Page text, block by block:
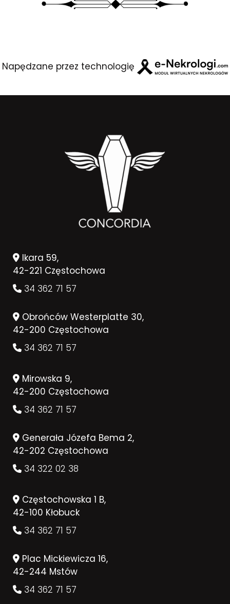
Napędzane przez technologię
Ikara 59,
42-221 Częstochowa
34 362 71 57
Obrońców Westerplatte 30,
42-200 Częstochowa
34 362 71 57
Mirowska 9,
42-200 Częstochowa
34 362 71 57
Generała Józefa Bema 2,
42-202 Częstochowa
34 322 02 38
Częstochowska 1 B,
42-100 Kłobuck
34 362 71 57
Plac Mickiewicza 16,
42-244 Mstów
34 362 71 57